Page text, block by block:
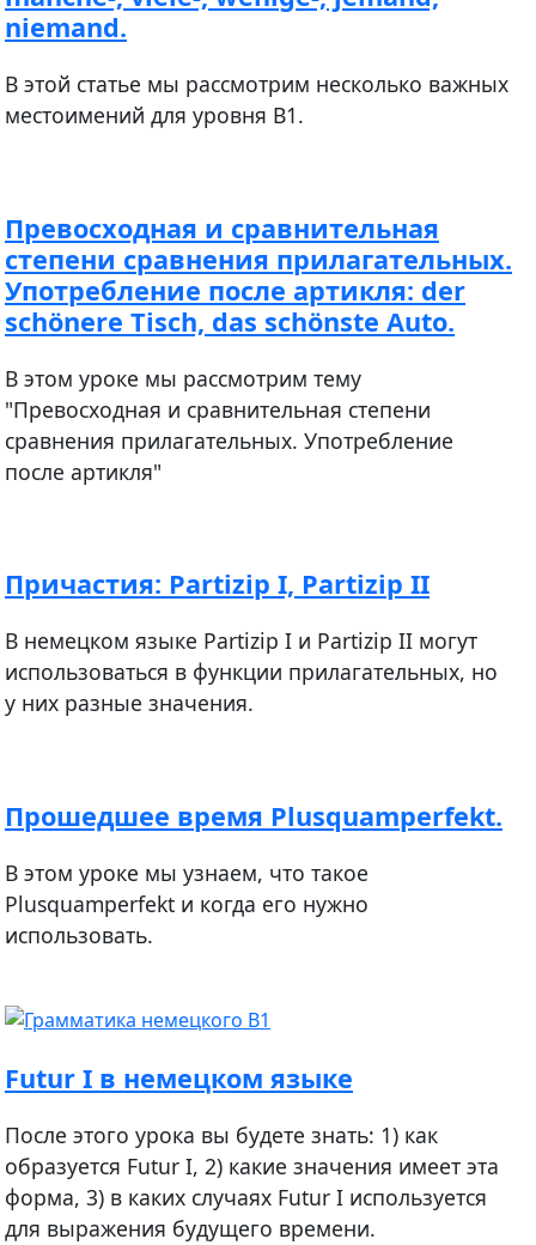
niemand.
В этой статье мы рассмотрим несколько важных
местоимений для уровня В1.
Превосходная и сравнительная
степени сравнения прилагательных.
Употребление после артикля: der
schönere Tisch, das schönste Auto.
В этом уроке мы рассмотрим тему
"Превосходная и сравнительная степени
сравнения прилагательных. Употребление
после артикля"
Причастия: Partizip I, Partizip II
В немецком языке Partizip I и Partizip II могут
использоваться в функции прилагательных, но
у них разные значения.
Прошедшее время Plusquamperfekt.
В этом уроке мы узнаем, что такое
Plusquamperfekt и когда его нужно
использовать.
Futur I в немецком языке
После этого урока вы будете знать: 1) как
образуется Futur I, 2) какие значения имеет эта
форма, 3) в каких случаях Futur I используется
для выражения будущего времени.